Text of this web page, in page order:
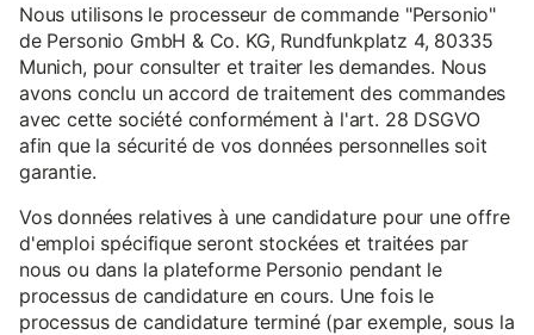
Nous utilisons le processeur de commande "Personio"
de Personio GmbH & Co. KG, Rundfunkplatz 4, 80335
Munich, pour consulter et traiter les demandes. Nous
avons conclu un accord de traitement des commandes
avec cette société conformément à l'art. 28 DSGVO
afin que la sécurité de vos données personnelles soit
garantie.
Vos données relatives à une candidature pour une offre
d'emploi spécifique seront stockées et traitées par
nous ou dans la plateforme Personio pendant le
processus de candidature en cours. Une fois le
processus de candidature terminé (par exemple, sous la